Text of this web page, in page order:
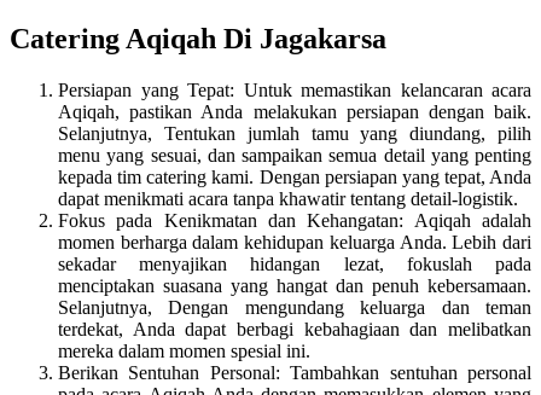
Catering Aqiqah Di Jagakarsa
Persiapan yang Tepat: Untuk memastikan kelancaran acara
Aqiqah, pastikan Anda melakukan persiapan dengan baik.
Selanjutnya, Tentukan jumlah tamu yang diundang, pilih
menu yang sesuai, dan sampaikan semua detail yang penting
kepada tim catering kami. Dengan persiapan yang tepat, Anda
dapat menikmati acara tanpa khawatir tentang detail-logistik.
Fokus pada Kenikmatan dan Kehangatan: Aqiqah adalah
momen berharga dalam kehidupan keluarga Anda. Lebih dari
sekadar menyajikan hidangan lezat, fokuslah pada
menciptakan suasana yang hangat dan penuh kebersamaan.
Selanjutnya, Dengan mengundang keluarga dan teman
terdekat, Anda dapat berbagi kebahagiaan dan melibatkan
mereka dalam momen spesial ini.
Berikan Sentuhan Personal: Tambahkan sentuhan personal